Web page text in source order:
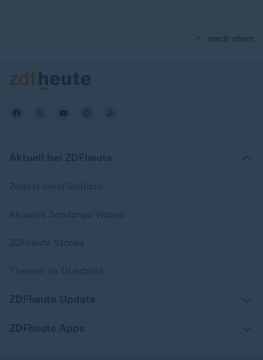
nach oben